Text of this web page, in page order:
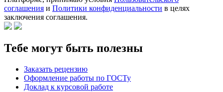
соглашения и Политики конфиденциальности в целях
заключения соглашения.
Тебе могут быть полезны
Заказать рецензию
Оформление работы по ГОСТу
Доклад к курсовой работе